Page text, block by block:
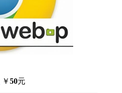
￥50元